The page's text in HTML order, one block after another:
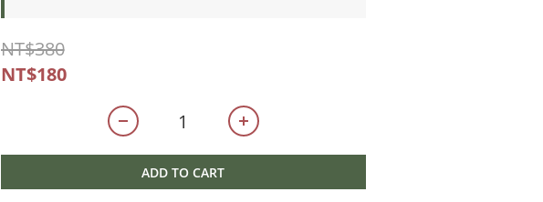
NT$380
NT$180
ADD TO CART